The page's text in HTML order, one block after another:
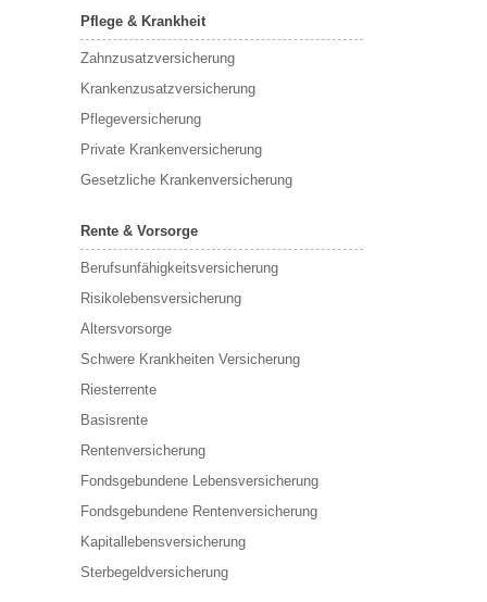
Pflege & Krankheit
Zahnzusatzversicherung
Krankenzusatzversicherung
Pflegeversicherung
Private Krankenversicherung
Gesetzliche Krankenversicherung
Rente & Vorsorge
Berufs­unfähigkeitsversicherung
Risikolebensversicherung
Altersvorsorge
Schwere Krankheiten Versicherung
Riesterrente
Basisrente
Rentenversicherung
Fondsgebundene Lebensversicherung
Fondsgebundene Rentenversicherung
Kapitallebensversicherung
Sterbegeldversicherung